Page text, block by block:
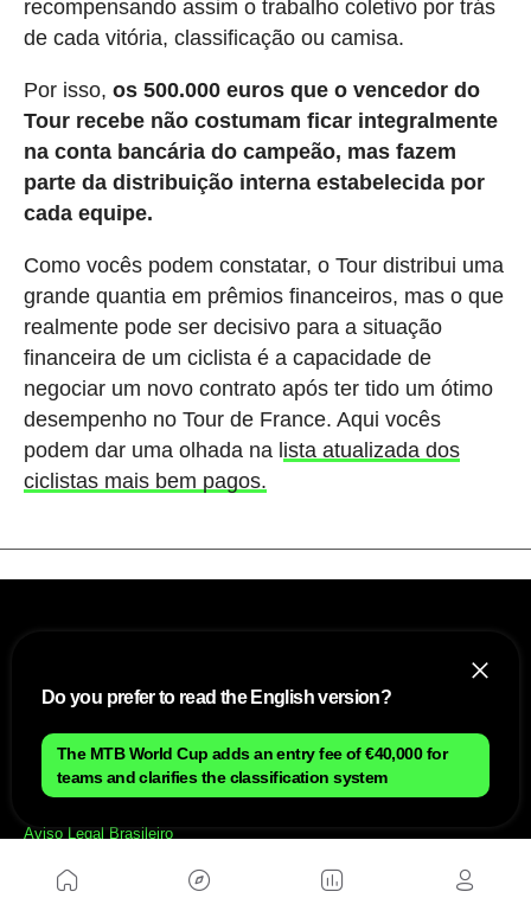
recompensando assim o trabalho coletivo por trás
de cada vitória, classificação ou camisa.
Por isso, os 500.000 euros que o vencedor do
Tour recebe não costumam ficar integralmente
na conta bancária do campeão, mas fazem
parte da distribuição interna estabelecida por
cada equipe.
Como vocês podem constatar, o Tour distribui uma
grande quantia em prêmios financeiros, mas o que
realmente pode ser decisivo para a situação
financeira de um ciclista é a capacidade de
negociar um novo contrato após ter tido um ótimo
desempenho no Tour de France. Aqui vocês
podem dar uma olhada na lista atualizada dos
ciclistas mais bem pagos.
Aviso Legal Brasileiro
Anúnciate con nosotros brasileiro
Política de privacidad brasileiro
Do you prefer to read the English version?
The MTB World Cup adds an entry fee of €40,000 for
teams and clarifies the classification system